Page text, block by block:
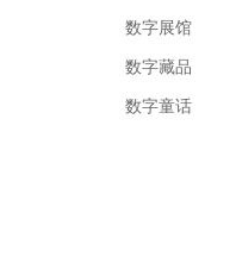
数字展馆
数字藏品
数字童话